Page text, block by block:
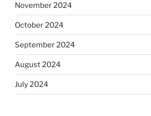
November 2024
October 2024
September 2024
August 2024
July 2024